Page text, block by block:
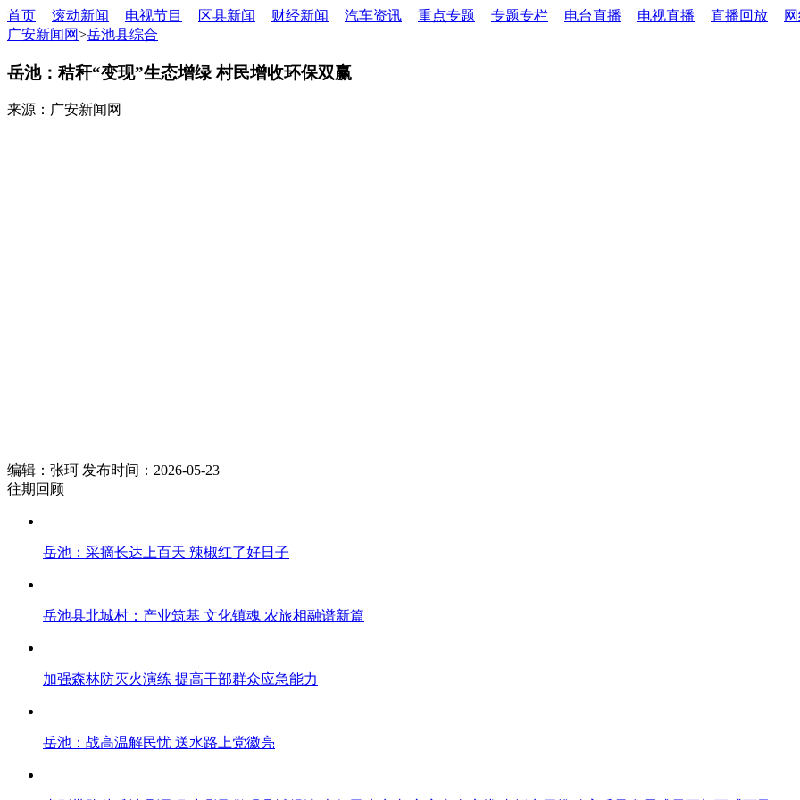
首页 滚动新闻 电视节目 区县新闻 财经新闻 汽车资讯 重点专题 专题专栏 电台直播 电视直播 直播回放
广安新闻网>岳池县综合
岳池：秸秆“变现”生态增绿 村民增收环保双赢
来源：广安新闻网
编辑：张珂 发布时间：2026-05-23
往期回顾
岳池：采摘长达上百天 辣椒红了好日子
岳池县北城村：产业筑基 文化镇魂 农旅相融谱新篇
加强森林防灭火演练 提高干部群众应急能力
岳池：战高温解民忧 送水路上党徽亮